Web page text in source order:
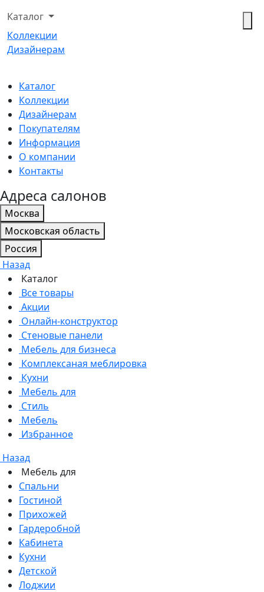
Каталог
Коллекции
Дизайнерам
Каталог
Коллекции
Дизайнерам
Покупателям
Информация
О компании
Контакты
Адреса салонов
Москва
Московская область
Россия
Назад
Каталог
Все товары
Акции
Онлайн-конструктор
Стеновые панели
Мебель для бизнеса
Комплексаная меблировка
Кухни
Мебель для
Стиль
Мебель
Избранное
Назад
Мебель для
Спальни
Гостиной
Прихожей
Гардеробной
Кабинета
Кухни
Детской
Лоджии